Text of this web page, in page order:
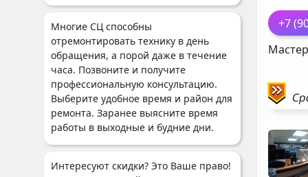
Многие СЦ способны
отремонтировать технику в день
обращения, а порой даже в течение
часа. Позвоните и получите
профессиональную консультацию.
Выберите удобное время и район для
ремонта. Заранее выясните время
работы в выходные и будние дни.
Интересуют скидки? Это Ваше право!
+7